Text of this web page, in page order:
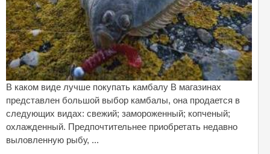
В каком виде лучше покупать камбалу В магазинах
представлен большой выбор камбалы, она продается в
следующих видах: свежий; замороженный; копченый;
охлажденный. Предпочтительнее приобретать недавно
выловленную рыбу, ...